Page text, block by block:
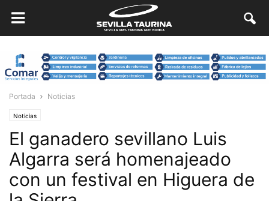
Portada Noticias
Noticias
El ganadero sevillano Luis
Algarra será homenajeado
con un festival en Higuera de